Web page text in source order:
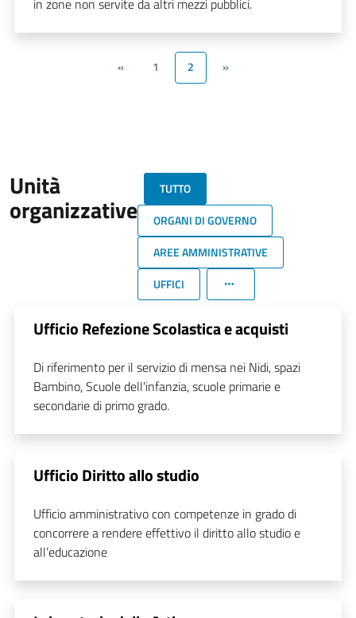
« 1 2 »
Unità
organizzative
TUTTO
ORGANI DI GOVERNO
AREE AMMINISTRATIVE
UFFICI
Ufficio Refezione Scolastica e acquisti
Di riferimento per il servizio di mensa nei Nidi, spazi
Bambino, Scuole dell'infanzia, scuole primarie e
secondarie di primo grado.
Ufficio Diritto allo studio
Ufficio amministrativo con competenze in grado di
concorrere a rendere effettivo il diritto allo studio e
all’educazione